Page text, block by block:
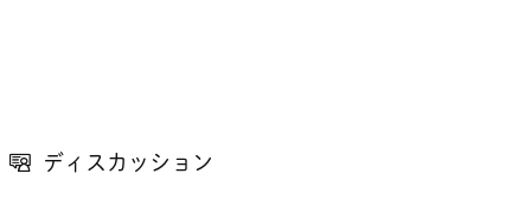
ディスカッション